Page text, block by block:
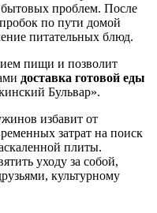
бытовых проблем. После
по пути домой
питательных блюд.
пищи и позволит
доставка готовой еды
Бульвар».
избавит от
затрат на поиск
плиты.
уходу за собой,
культурному